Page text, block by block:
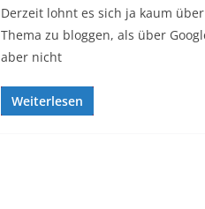
Derzeit lohnt es sich ja kaum
Thema zu bloggen, als über
aber nicht
Weiterlesen